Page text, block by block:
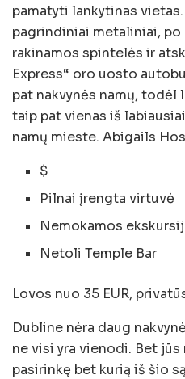
pamatyti lankytinas
pagrindiniai metaliniai, po
rakinamos spintelės ir
Express“ oro uosto
pat nakvynės namų, todėl
taip pat vienas iš
namų mieste. Abigails
$
Pilnai įrengta virtuvė
Nemokamos
Netoli Temple Bar
Lovos nuo 35 EUR,
Dubline nėra daug
ne visi yra vienodi. Bet
pasirinkę bet kurią iš šio